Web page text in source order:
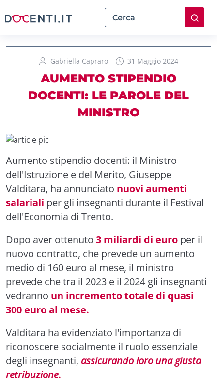
Gabriella Capraro 31 Maggio 2024
AUMENTO STIPENDIO
DOCENTI: LE PAROLE DEL
MINISTRO
Aumento stipendio docenti: il Ministro
dell'Istruzione e del Merito, Giuseppe
Valditara, ha annunciato nuovi aumenti
salariali per gli insegnanti durante il Festival
dell'Economia di Trento.
Dopo aver ottenuto 3 miliardi di euro per il
nuovo contratto, che prevede un aumento
medio di 160 euro al mese, il ministro
prevede che tra il 2023 e il 2024 gli insegnanti
vedranno un incremento totale di quasi
300 euro al mese.
Valditara ha evidenziato l'importanza di
riconoscere socialmente il ruolo essenziale
degli insegnanti, assicurando loro una giusta
retribuzione.